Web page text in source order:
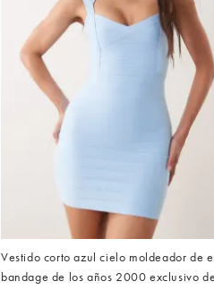
Vestido corto azul cielo moldeador de
bandage de los años 2000 exclusivo